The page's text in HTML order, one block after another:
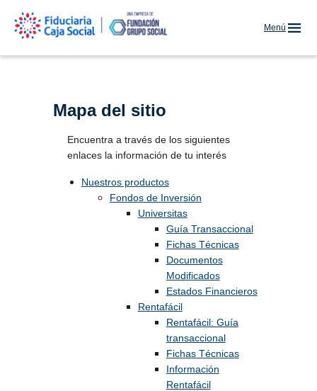
Menú
Mapa del sitio
Encuentra a través de los siguientes
enlaces la información de tu interés
Nuestros productos
Fondos de Inversión
Universitas
Guía Transaccional
Fichas Técnicas
Documentos
Modificados
Estados Financieros
Rentafácil
Rentafácil: Guía
transaccional
Fichas Técnicas
Información
Rentafácil